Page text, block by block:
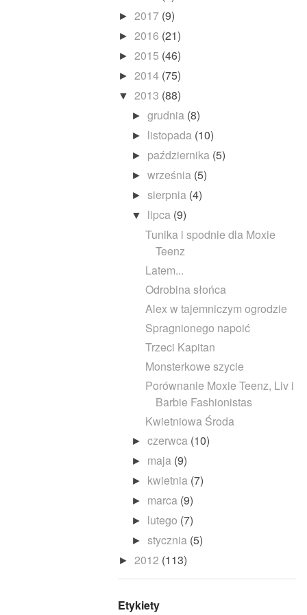
► 2017 (9)
► 2016 (21)
► 2015 (46)
► 2014 (75)
▼ 2013 (88)
►grudnia (8)
► listopada (10)
► października (5)
►września (5)
►sierpnia (4)
▼ lipca (9)
Tunika i spodnie dla Moxie
Teenz
Latem...
Odrobina słońca
Alex w tajemniczym ogrodzie
Spragnionego napoić
Trzeci Kapitan
Monsterkowe szycie
Porównanie Moxie Teenz, Liv i
Barbie Fashionistas
Kwietniowa Środa
►czerwca (10)
► maja (9)
► kwietnia (7)
► marca (9)
► lutego (7)
►stycznia (5)
► 2012 (113)
Etykiety